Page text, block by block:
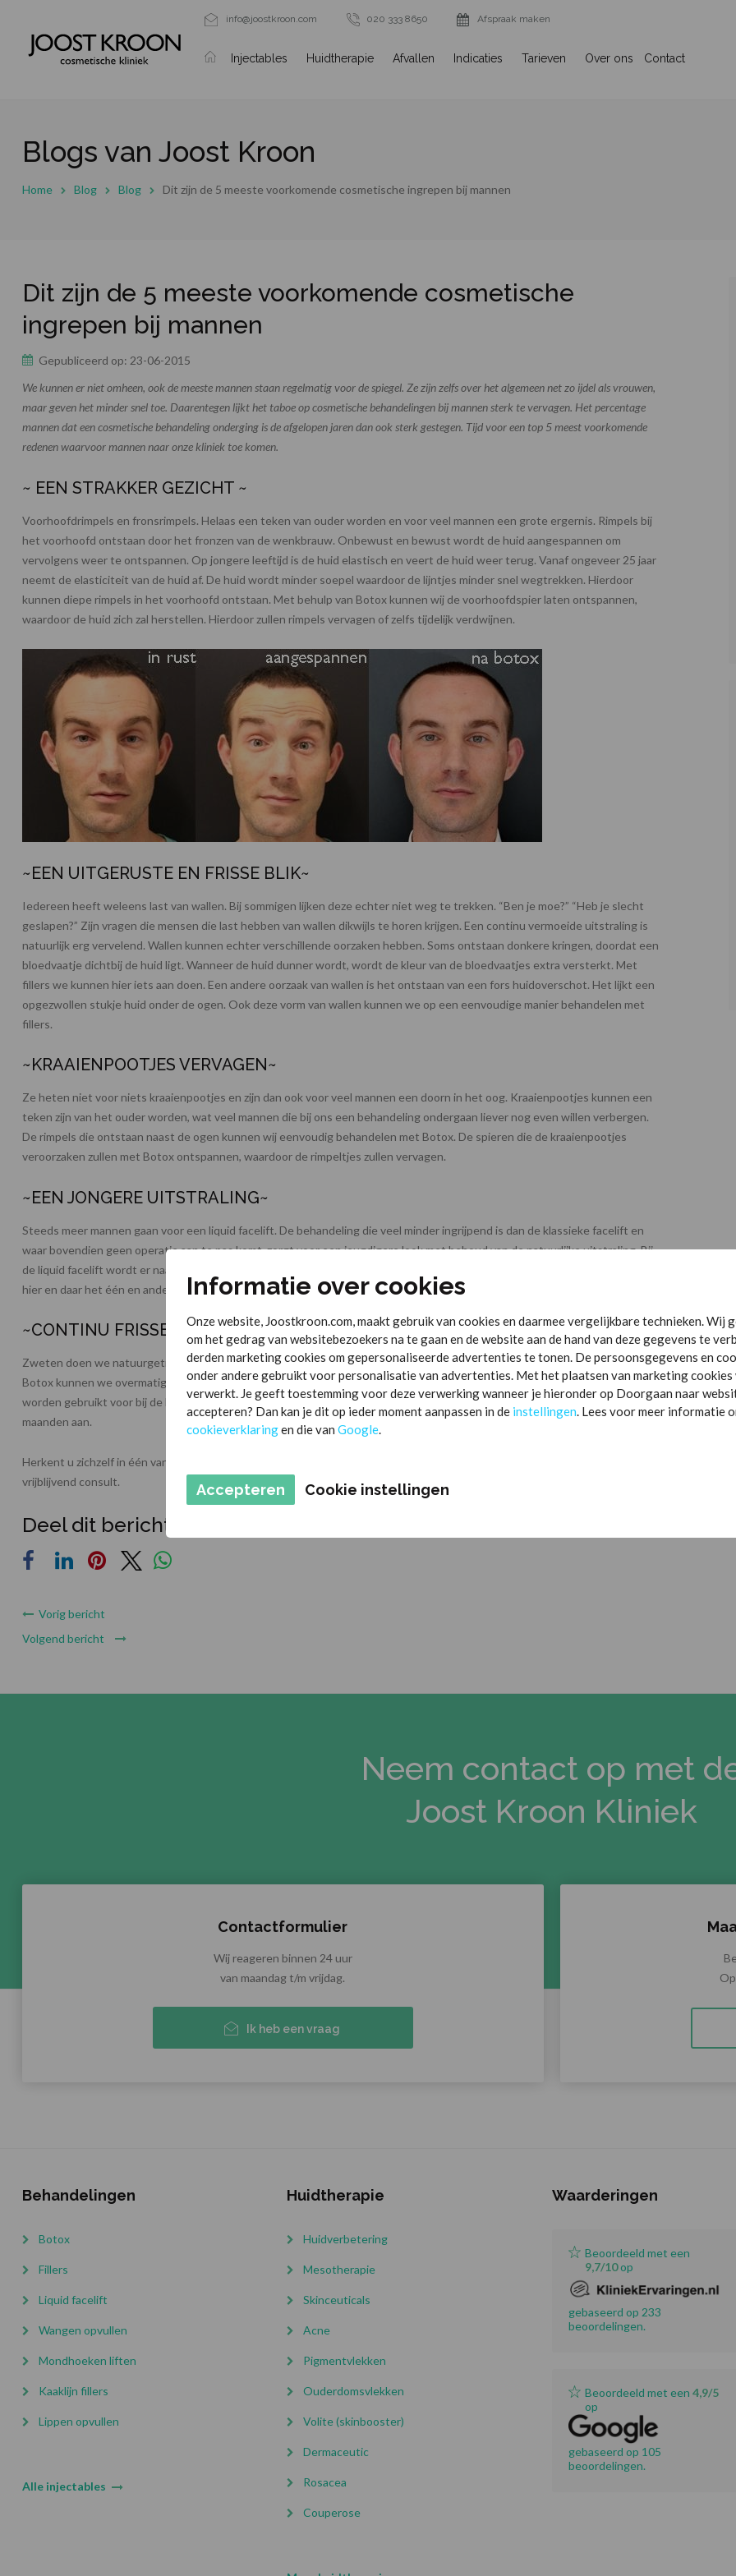
info@joostkroon.com 020 333 8650 Afspraak maken
Injectables Huidtherapie Afvallen Indicaties Tarieven Over ons Contact
Blogs van Joost Kroon
Home Blog Blog Dit zijn de 5 meeste voorkomende cosmetische ingrepen bij mannen
Dit zijn de 5 meeste voorkomende cosmetische
ingrepen bij mannen
Gepubliceerd op: 23-06-2015
We kunnen er niet omheen, ook de meeste mannen staan regelmatig voor de spiegel. Ze zijn zelfs over het algemeen net zo ijdel als vrouwen,
maar geven het minder snel toe. Daarentegen lijkt het taboe op cosmetische behandelingen bij mannen sterk te vervagen. Het percentage
mannen dat een cosmetische behandeling onderging is de afgelopen jaren dan ook sterk gestegen. Tijd voor een top 5 meest voorkomende
redenen waarvoor mannen naar onze kliniek toe komen.
~ EEN STRAKKER GEZICHT ~
Voorhoofdrimpels en fronsrimpels. Helaas een teken van ouder worden en voor veel mannen een grote ergernis. Rimpels bij
het voorhoofd ontstaan door het fronzen van de wenkbrauw. Onbewust en bewust wordt de huid aangespannen om
vervolgens weer te ontspannen. Op jongere leeftijd is de huid elastisch en veert de huid weer terug. Vanaf ongeveer 25 jaar
neemt de elasticiteit van de huid af. De huid wordt minder soepel waardoor de lijntjes minder snel wegtrekken. Hierdoor
kunnen diepe rimpels in het voorhoofd ontstaan. Met behulp van Botox kunnen wij de voorhoofdspier laten ontspannen,
waardoor de huid zich zal herstellen. Hierdoor zullen rimpels vervagen of zelfs tijdelijk verdwijnen.
~EEN UITGERUSTE EN FRISSE BLIK~
Iedereen heeft weleens last van wallen. Bij sommigen lijken deze echter niet weg te trekken. “Ben je moe?” “Heb je slecht
geslapen?” Zijn vragen die mensen die last hebben van wallen dikwijls te horen krijgen. Een continu vermoeide uitstraling is
natuurlijk erg vervelend. Wallen kunnen echter verschillende oorzaken hebben. Soms ontstaan donkere kringen, doordat een
bloedvaatje dichtbij de huid ligt. Wanneer de huid dunner wordt, wordt de kleur van de bloedvaatjes extra versterkt. Met
fillers we kunnen hier iets aan doen. Een andere oorzaak van wallen is het ontstaan van een fors huidoverschot. Het lijkt een
opgezwollen stukje huid onder de ogen. Ook deze vorm van wallen kunnen we op een eenvoudige manier behandelen met
fillers.
~KRAAIENPOOTJES VERVAGEN~
Ze heten niet voor niets kraaienpootjes en zijn dan ook voor veel mannen een doorn in het oog. Kraaienpootjes kunnen een
teken zijn van het ouder worden, wat veel mannen die bij ons een behandeling ondergaan liever nog even willen verbergen.
De rimpels die ontstaan naast de ogen kunnen wij eenvoudig behandelen met Botox. De spieren die de kraaienpootjes
veroorzaken zullen met Botox ontspannen, waardoor de rimpeltjes zullen vervagen.
~EEN JONGERE UITSTRALING~
Steeds meer mannen gaan voor een liquid facelift. De behandeling die veel minder ingrijpend is dan de klassieke facelift en
waar bovendien geen operatie aan te pas komt, zorgt voor een jeugdigere look met behoud van de natuurlijke uitstraling. Bij
de liquid facelift wordt er naar het gehele gezicht gekeken. Waar nodig wordt er gebruik gemaakt van fillers en/of Botox om
hier en daar het één en ander ‘op te knappen’. Het resultaat: een jongere en frissere uitstraling.
~CONTINU FRISSE EN SCHONE OKSELS~
Zweten doen we natuurgetrouw allemaal. Soms kan het echter zodanig zijn dat het een belemmering vormt. Met behulp van
Botox kunnen we overmatige transpiratie tegengaan. Het wordt vooral gebruikt bij de oksels, maar kan in principe ook
worden gebruikt voor bij de haargrens, de handpalmen en voetzolen. Het effect van de behandeling houdt zo’n 5 tot 12
maanden aan.
Herkent u zichzelf in één van bovenstaande problemen? Kom gerust bij ons lang voor een eerlijk advies tijdens een gratis en
vrijblijvend consult.
Deel dit bericht
Vorig bericht
Volgend bericht
Neem contact op met
Joost Kroon Kliniek
Contactformulier
Wij reageren binnen 24 uur
van maandag t/m vrijdag.
Ik heb een vraag
Behandelingen
Botox
Fillers
Liquid facelift
Wangen opvullen
Mondhoeken liften
Kaaklijn fillers
Lippen opvullen
Alle injectables
Huidtherapie
Huidverbetering
Mesotherapie
Skinceuticals
Acne
Pigmentvlekken
Ouderdomsvlekken
Volite (skinbooster)
Dermaceutic
Rosacea
Couperose
Waarderingen
Beoordeeld met een
9,7/10op
gebaseerd op 233
beoordelingen.
Beoordeeld met een 4,9/5
op
gebaseerd op 105
beoordelingen.
Informatie over cookies
Onze website, Joostkroon.com, maakt gebruik van cookies en daarmee vergelijkbare technieken. Wij
om het gedrag van websitebezoekers na te gaan en de website aan de hand van deze gegevens te
derden marketing cookies om gepersonaliseerde advertenties te tonen. De persoonsgegevens en
onder andere gebruikt voor personalisatie van advertenties. Met het plaatsen van marketing
verwerkt. Je geeft toestemming voor deze verwerking wanneer je hieronder op Doorgaan naar
accepteren? Dan kan je dit op ieder moment aanpassen in de instellingen. Lees voor meer informatie
cookieverklaringen die van Google.
Accepteren Cookie instellingen